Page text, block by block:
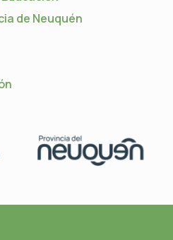
de Neuquén